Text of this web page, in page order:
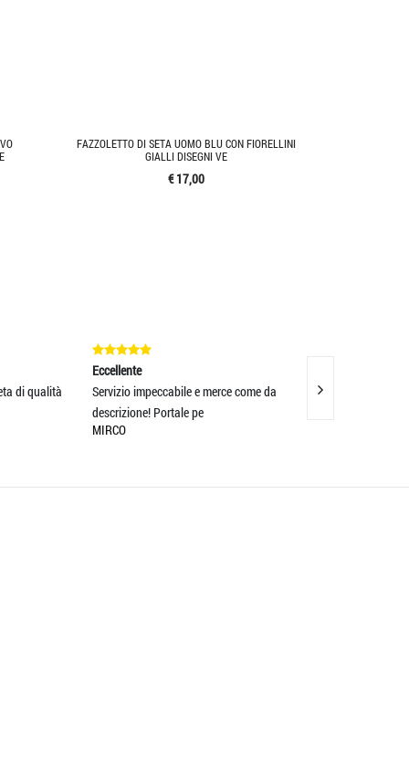
FAZZOLETTO DI SETA UOMO BLU CON FIORELLINI
GIALLI DISEGNI VE
€ 17,00
Eccellente
Servizio impeccabile e merce come da
descrizione! Portale pe
MIRCO
Eccezionali.